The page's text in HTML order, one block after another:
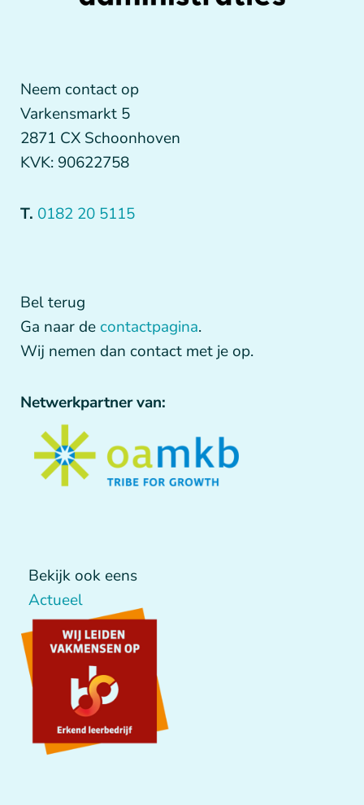
Neem contact op
Varkensmarkt 5
2871 CX Schoonhoven
KVK: 90622758
T. 0182 20 5115
Bel terug
Ga naar de contactpagina.
Wij nemen dan contact met je op.
Netwerkpartner van:
Bekijk ook eens
Actueel